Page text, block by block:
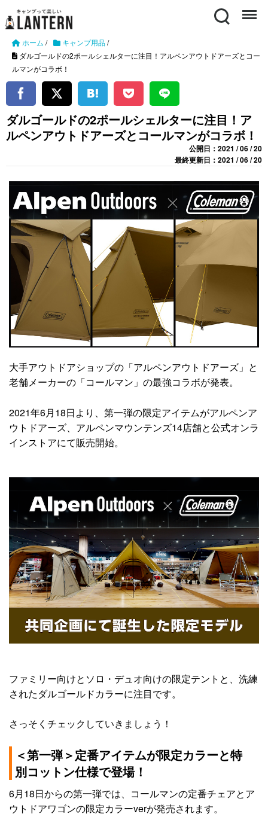
Search Menu
ホーム / キャンプ用品/
ダルゴールドの2ポールシェルターに注目！アルペンアウトドアーズとコー
ルマンがコラボ！
ダルゴールドの2ポールシェルターに注目！ア
ルペンアウトドアーズとコールマンがコラボ！
公開日：2021 / 06 / 20
最終更新日：2021 / 06 / 20
大手アウトドアショップの「アルペンアウトドアーズ」と
老舗メーカーの「コールマン」の最強コラボが発表。
2021年6月18日より、第一弾の限定アイテムがアルペンア
ウトドアーズ、アルペンマウンテンズ14店舗と公式オンラ
インストアにて販売開始。
ファミリー向けとソロ・デュオ向けの限定テントと、洗練
されたダルゴールドカラーに注目です。
さっそくチェックしていきましょう！
＜第一弾＞定番アイテムが限定カラーと特
別コットン仕様で登場！
6月18日からの第一弾では、コールマンの定番チェアとア
ウトドアワゴンの限定カラーverが発売されます。